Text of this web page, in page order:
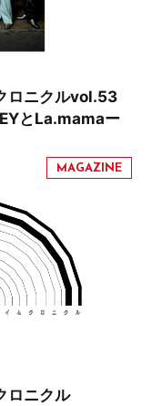
ロニクルvol.53
とLa.mamaー
ロニクル